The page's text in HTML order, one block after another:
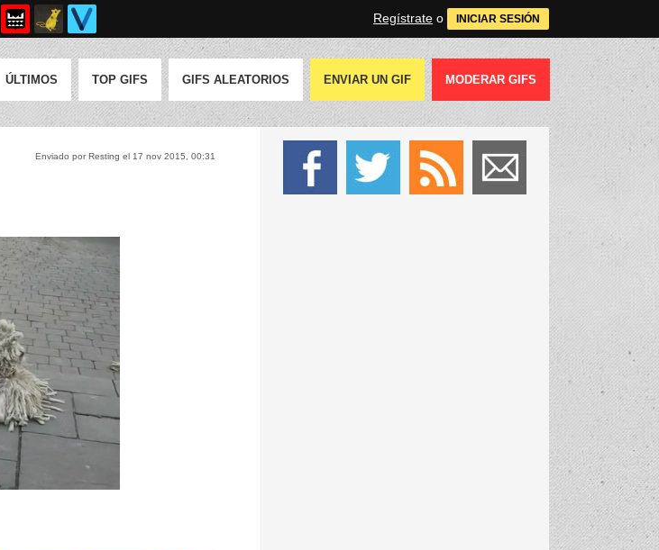
Regístrate o INICIAR SESIÓN
ÚLTIMOS TOP GIFS GIFS ALEATORIOS ENVIAR UN GIF MODERAR GIFS
Enviado por Resting el 17 nov 2015, 00:31